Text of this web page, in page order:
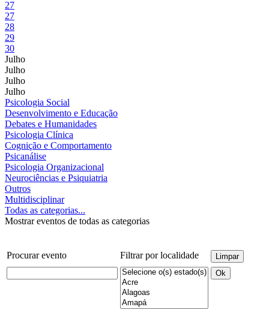
27
27
28
29
30
Julho
Julho
Julho
Julho
Psicologia Social
Desenvolvimento e Educação
Debates e Humanidades
Psicologia Clínica
Cognição e Comportamento
Psicanálise
Psicologia Organizacional
Neurociências e Psiquiatria
Outros
Multidisciplinar
Todas as categorias...
Mostrar eventos de todas as categorias
Procurar evento Filtrar por localidade